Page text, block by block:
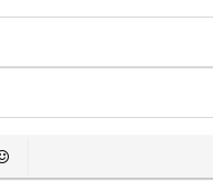
список
ссылкусмайлик